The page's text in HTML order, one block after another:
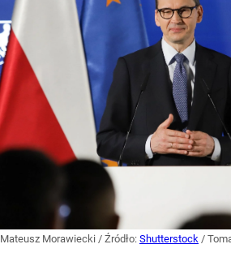
Mateusz Morawiecki / Źródło: Shutterstock /